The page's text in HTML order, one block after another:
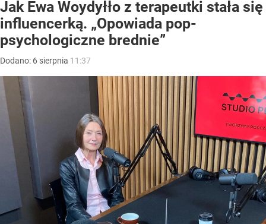
Jak Ewa Woydyłło z terapeutki stała się
influencerką. „Opowiada pop-
psychologiczne brednie”
Dodano: 6 sierpnia 11:37